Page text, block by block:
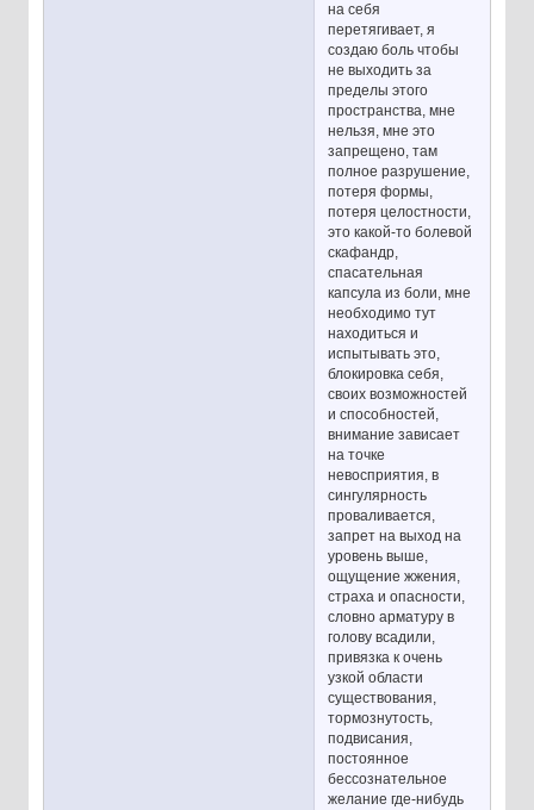
на себя
перетягивает, я
создаю боль чтобы
не выходить за
пределы этого
пространства, мне
нельзя, мне это
запрещено, там
полное разрушение,
потеря формы,
потеря целостности,
это какой-то болевой
скафандр,
спасательная
капсула из боли, мне
необходимо тут
находиться и
испытывать это,
блокировка себя,
своих возможностей
и способностей,
внимание зависает
на точке
невосприятия, в
сингулярность
проваливается,
запрет на выход на
уровень выше,
ощущение жжения,
страха и опасности,
словно арматуру в
голову всадили,
привязка к очень
узкой области
существования,
тормознутость,
подвисания,
постоянное
бессознательное
желание где-нибудь